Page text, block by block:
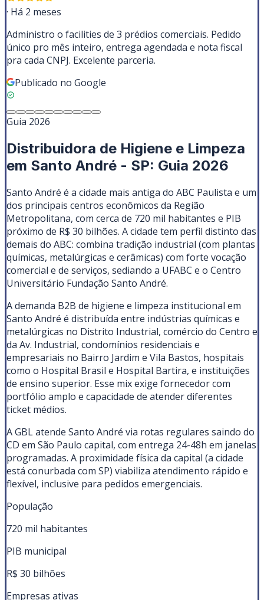
· Há 2 meses
Administro o facilities de 3 prédios comerciais. Pedido
único pro mês inteiro, entrega agendada e nota fiscal
pra cada CNPJ. Excelente parceria.
Publicado no Google
Guia 2026
Distribuidora de Higiene e Limpeza
em Santo André - SP: Guia 2026
Santo André é a cidade mais antiga do ABC Paulista e um
dos principais centros econômicos da Região
Metropolitana, com cerca de 720 mil habitantes e PIB
próximo de R$ 30 bilhões. A cidade tem perfil distinto das
demais do ABC: combina tradição industrial (com plantas
químicas, metalúrgicas e cerâmicas) com forte vocação
comercial e de serviços, sediando a UFABC e o Centro
Universitário Fundação Santo André.
A demanda B2B de higiene e limpeza institucional em
Santo André é distribuída entre indústrias químicas e
metalúrgicas no Distrito Industrial, comércio do Centro e
da Av. Industrial, condomínios residenciais e
empresariais no Bairro Jardim e Vila Bastos, hospitais
como o Hospital Brasil e Hospital Bartira, e instituições
de ensino superior. Esse mix exige fornecedor com
portfólio amplo e capacidade de atender diferentes
ticket médios.
A GBL atende Santo André via rotas regulares saindo do
CD em São Paulo capital, com entrega 24-48h em janelas
programadas. A proximidade física da capital (a cidade
está conurbada com SP) viabiliza atendimento rápido e
flexível, inclusive para pedidos emergenciais.
População
720 mil habitantes
PIB municipal
R$ 30 bilhões
Empresas ativas